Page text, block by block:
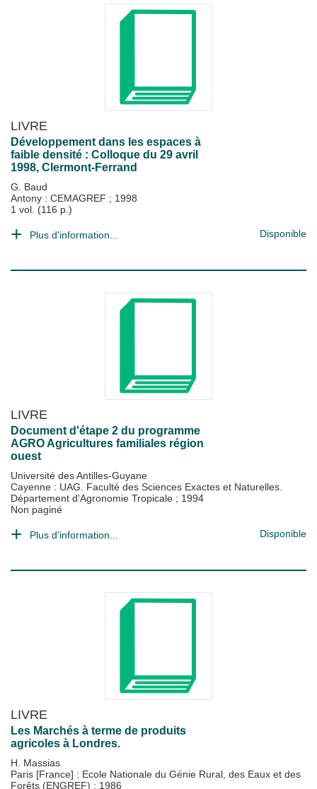
LIVRE
Développement dans les espaces à
faible densité : Colloque du 29 avril
1998, Clermont-Ferrand
G. Baud
Antony : CEMAGREF ; 1998
1 vol. (116 p.)
Plus d'information... Disponible
LIVRE
Document d'étape 2 du programme
AGRO Agricultures familiales région
ouest
Université des Antilles-Guyane
Cayenne : UAG. Faculté des Sciences Exactes et Naturelles.
Département d'Agronomie Tropicale ; 1994
Non paginé
Plus d'information... Disponible
LIVRE
Les Marchés à terme de produits
agricoles à Londres.
H. Massias
Paris [France] : Ecole Nationale du Génie Rural, des Eaux et des
Forêts (ENGREF) ; 1986